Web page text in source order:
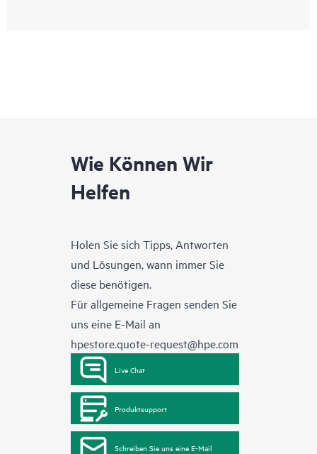
Wie Können Wir
Helfen
Holen Sie sich Tipps, Antworten
und Lösungen, wann immer Sie
diese benötigen.
Für allgemeine Fragen senden Sie
uns eine E-Mail an
hpestore.quote-request@hpe.com
Live Chat
Produktsupport
Schreiben Sie uns eine E-Mail